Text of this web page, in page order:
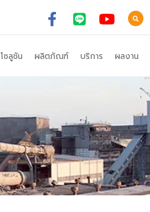
โซลูชัน ผลิตภัณฑ์ บริการ ผลงาน